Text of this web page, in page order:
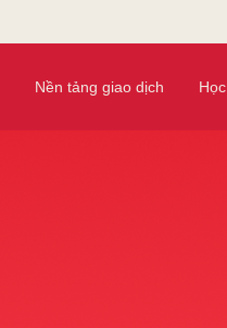
Nền tảng giao dịch